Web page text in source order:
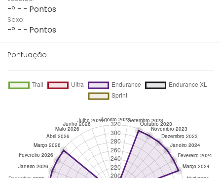
-º - - Pontos
Sexo:
-º - - Pontos
Pontuação